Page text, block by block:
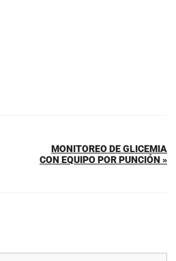
MONITOREO DE GLICEMIA
CON EQUIPO POR PUNCIÓN »